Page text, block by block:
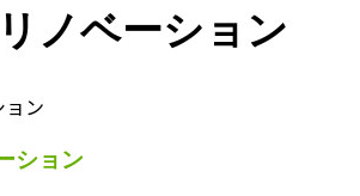
ノベーション
ョン
ション